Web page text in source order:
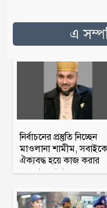
এ
নির্বাচনের প্রস্তুতি নিচ্ছেন
মাওলানা শামীম, সবাইকে
ঐক্যবদ্ধ হয়ে কাজ করার
অহব্বান জানান